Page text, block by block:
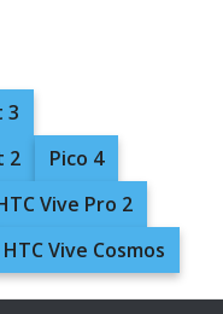
3
2
Pico 4
Vive Pro 2
HTC Vive Cosmos